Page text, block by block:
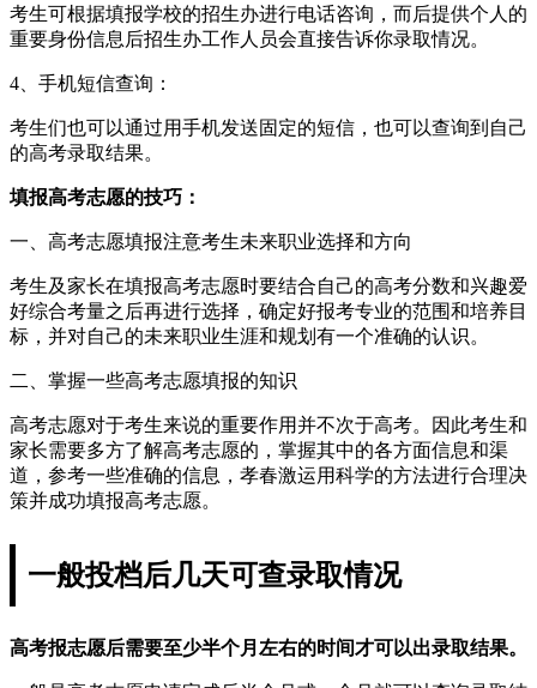
考生可根据填报学校的招生办进行电话咨询，而后提供个人的
重要身份信息后招生办工作人员会直接告诉你录取情况。
4、手机短信查询：
考生们也可以通过用手机发送固定的短信，也可以查询到自己
的高考录取结果。
填报高考志愿的技巧：
一、高考志愿填报注意考生未来职业选择和方向
考生及家长在填报高考志愿时要结合自己的高考分数和兴趣爱
好综合考量之后再进行选择，确定好报考专业的范围和培养目
标，并对自己的未来职业生涯和规划有一个准确的认识。
二、掌握一些高考志愿填报的知识
高考志愿对于考生来说的重要作用并不次于高考。因此考生和
家长需要多方了解高考志愿的，掌握其中的各方面信息和渠
道，参考一些准确的信息，孝春激运用科学的方法进行合理决
策并成功填报高考志愿。
一般投档后几天可查录取情况
高考报志愿后需要至少半个月左右的时间才可以出录取结果。